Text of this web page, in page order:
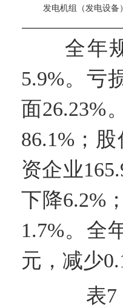
发电机组（发电设备）
全年规
5.9%。亏
面26.23%
86.1%；
资企业
下降6.2%
1.7%。全
元，减少
表7